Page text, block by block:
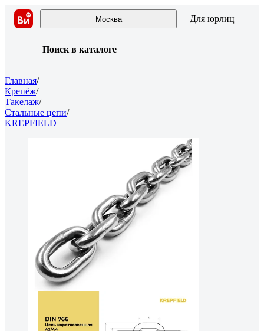
Москва Для юрлиц
Поиск в каталоге
Главная/
Крепёж/
Такелаж/
Стальные цепи/
KREPFIELD